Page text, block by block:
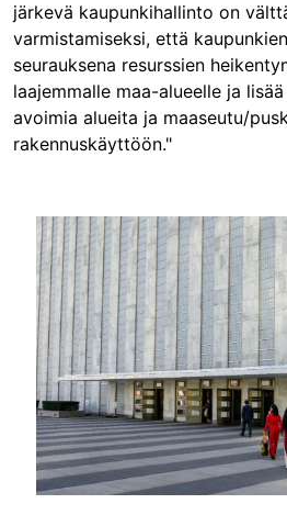
järkevä kaupunkihallinto on
varmistamiseksi, että
seurauksena resurssien
laajemmalle maa-alueelle ja
avoimia alueita ja maaseutu/
rakennuskäyttöön."
Image